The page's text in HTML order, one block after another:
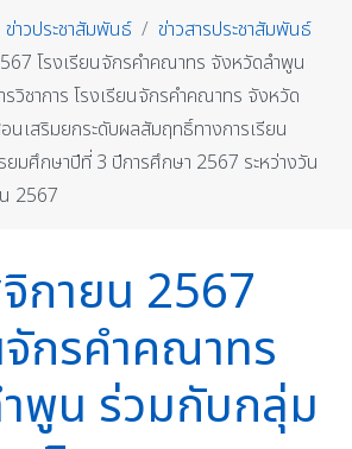
ข่าวประชาสัมพันธ์
ข่าวสารประชาสัมพันธ์
โรงเรียนจักรคำคณาทร จังหวัดลำพูน
วิชาการ โรงเรียนจักรคำคณาทร จังหวัด
เสริมยกระดับผลสัมฤทธิ์ทางการเรียน
มศึกษาปีที่ 3 ปีการศึกษา 2567 ระหว่างวัน
2567
กายน 2567
จักรคำคณาทร
พูน ร่วมกับกลุ่ม